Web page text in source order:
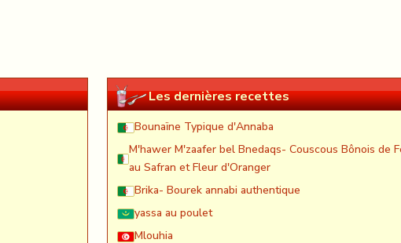
Les dernières recettes
Bounaïne Typique d'Annaba
M'hawer M'zaafer bel Bnedaqs- Couscous Bônois de
au Safran et Fleur d'Oranger
Brika- Bourek annabi authentique
yassa au poulet
Mlouhia